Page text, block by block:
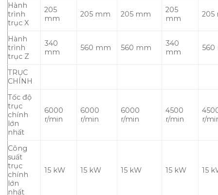
Hành
trình
trục X
205
mm
205 mm 205 mm
205
mm
205
Hành
trình
trục Z
340
mm
560 mm 560 mm
340
mm
TRỤC
CHÍNH
Tốc độ
trục
chính
lớn
nhất
6000
r/min
6000
r/min
6000
r/min
4500
r/min
r/
Công
suất
trục
chính
lớn
nhất
15 kW 15 kW 15 kW 15 kW 15